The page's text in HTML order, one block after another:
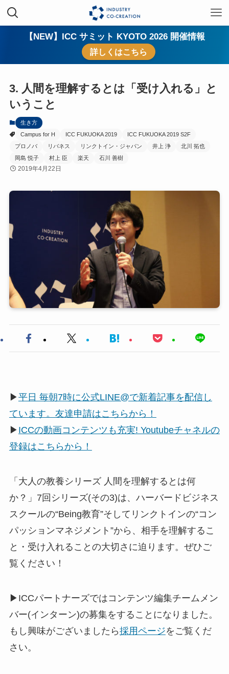
【NEW】ICC サミット KYOTO 2026 開催情報
詳しくはこちら
3. 人間を理解するとは「受け入れる」と
いうこと
生き方
Campus for H
ICC FUKUOKA 2019
ICC FUKUOKA 2019 S2F
プロノバ
リバネス リンクトイン・ジャパン 井上 浄
北川 拓也
岡島 悦子
村上 臣 楽天 石川 善樹
2019年4月22日
▶平日 毎朝7時に公式LINE@で新着記事を配信し
ています。友達申請はこちらから！
▶ ICCの動画コンテンツも充実! Youtubeチャネルの
登録はこちらから！
「大人の教養シリーズ 人間を理解するとは何
か？」7回シリーズ(その3)は、ハーバードビジネス
スクールの“Being教育”そしてリンクトインの“コン
パッションマネジメント”から、相手を理解するこ
と・受け入れることの大切さに迫ります。ぜひご
覧ください！
▶ICCパートナーズではコンテンツ編集チームメン
バー(インターン)の募集をすることになりました。
もし興味がございましたら採用ページをご覧くだ
さい。